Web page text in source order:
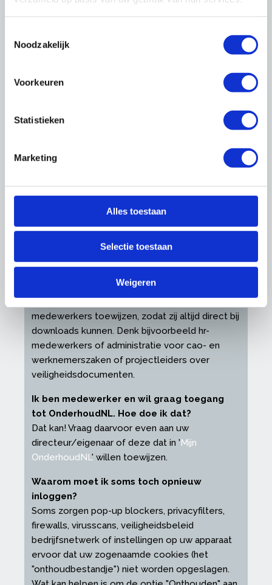
Noodzakelijk
Voorkeuren
Statistieken
Marketing
Alles toestaan
Selectie toestaan
Weigeren
Ik heb geen inloggegevens ontvangen als
directeur / eigenaar (hoofdvestiging)
spoedig mogelijk de inloggegevens toe.
Ik ben mijn wachtwoord of gebruikersnaam
dezehier
mailadres?
u allerlei zaken kunt instellen zoals
bezoek aan onze site.
medewerkers toewijzen, zodat zij altijd direct bij
downloads kunnen. Denk bijvoorbeeld hr-
medewerkers of administratie voor cao- en
werknemerszaken of projectleiders over
veiligheidsdocumenten.
Ik ben medewerker en wil graag toegang
tot OnderhoudNL. Hoe doe ik dat?
Dat kan! Vraag daarvoor even aan uw
directeur/eigenaar of deze dat in ' Mijn
OnderhoudNL' willen toewijzen.
Waarom moet ik soms toch opnieuw
inloggen?
Soms zorgen pop-up blockers, privacyfilters,
firewalls, virusscans, veiligheidsbeleid
bedrijfsnetwerk of instellingen op uw apparaat
ervoor dat uw zogenaamde cookies (het
"onthoudbestandje") niet worden opgeslagen.